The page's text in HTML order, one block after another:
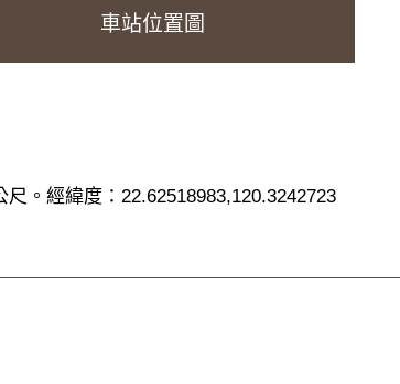
車站位置圖
尺。經緯度：22.62518983,120.3242723